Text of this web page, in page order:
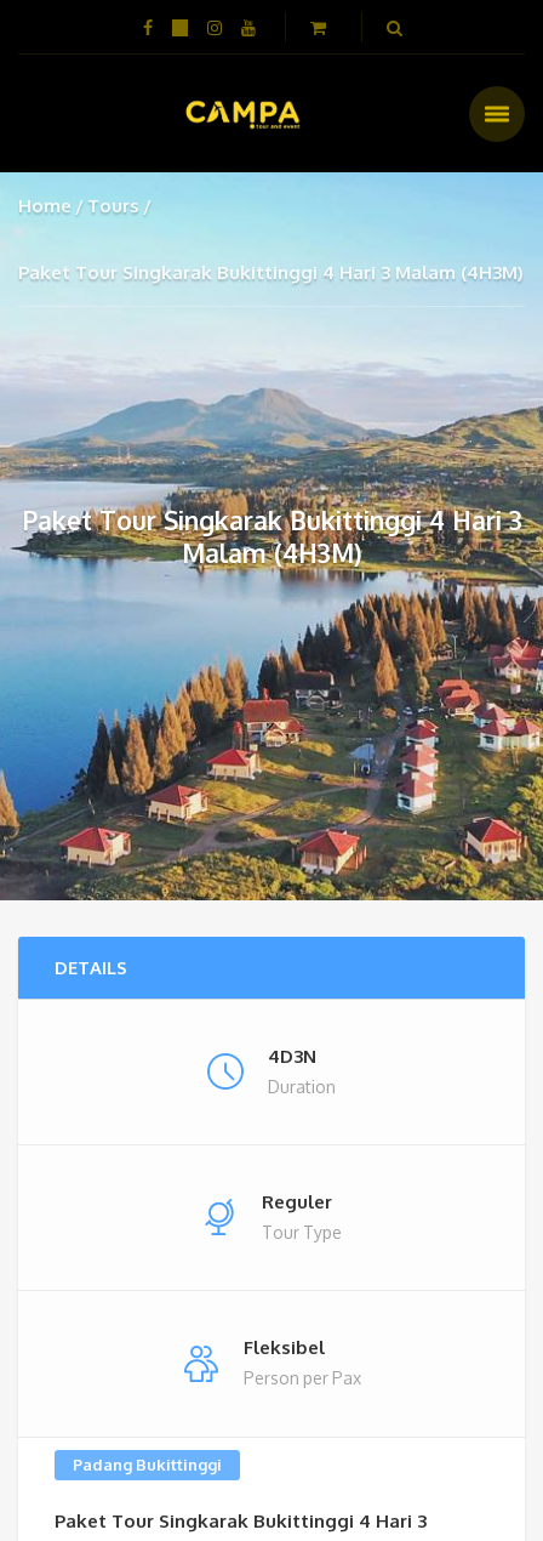
Home Tours
Paket Tour Singkarak Bukittinggi 4 Hari 3 Malam (4H3M)
Paket Tour Singkarak Bukittinggi 4 Hari 3
Malam (4H3M)
DETAILS
4D3N
Duration
Reguler
Tour Type
Fleksibel
Person per Pax
Padang Bukittinggi
Paket Tour Singkarak Bukittinggi 4 Hari 3